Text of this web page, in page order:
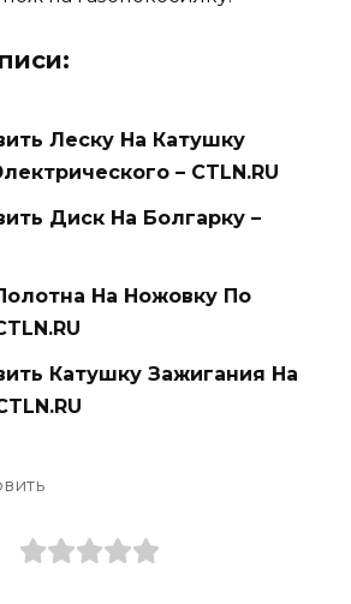
Леску На Катушку
– CTLN.RU
Диск На Болгарку –
На Ножовку По
Катушку Зажигания На